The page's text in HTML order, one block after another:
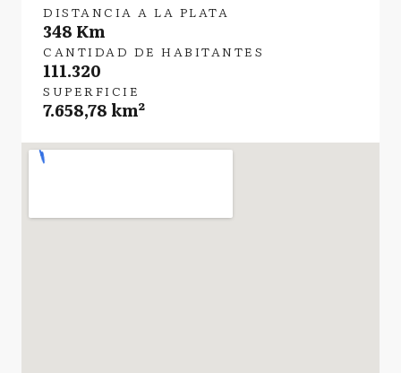
DISTANCIA A LA PLATA
348 Km
CANTIDAD DE HABITANTES
111.320
SUPERFICIE
7.658,78 km²